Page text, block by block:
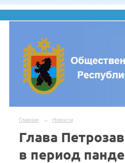
Главная → Новости
Глава
в период